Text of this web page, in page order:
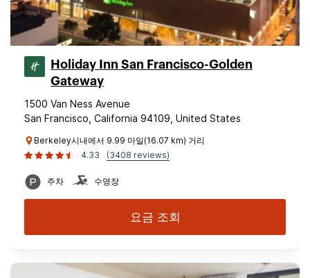
Holiday Inn San Francisco-Golden
Gateway
1500 Van Ness Avenue
San Francisco, California 94109, United States
Berkeley시내에서 9.99 마일(16.07 km) 거리
4.33
(3408 reviews)
주차 수영장
요금 조회